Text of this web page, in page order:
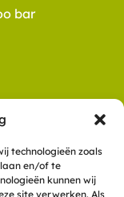
technologieën zoals
en/of te
kunnen wij
site verwerken. Als
bar